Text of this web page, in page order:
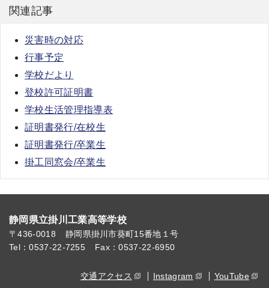
関連記事
災害時の対応
行事予定
学校だより
登校許可証明書
学校生活管理指導表
証明書発行/在校生
証明書発行/卒業生
掛工同窓会/卒業生
静岡県立掛川工業高等学校
〒436-0018
静岡県掛川市葵町15番地１号
Tel：0537-22-7255
Fax：0537-22-6950
交通アクセス Instagram YouTube